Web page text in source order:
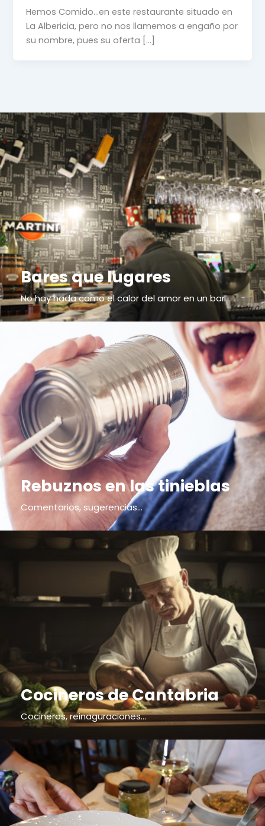
Hemos Comido…en este restaurante situado en
La Albericia, pero no nos llamemos a engaño por
su nombre, pues su oferta […]
Bares que lugares
No hay nada como el calor del amor en un bar
Rebuznos en las tinieblas
Comentarios, sugerencias...
Cocineros de Cantabria
Cocineros, reinaguraciones...